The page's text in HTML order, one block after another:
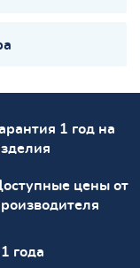
1 год на
цены от
года